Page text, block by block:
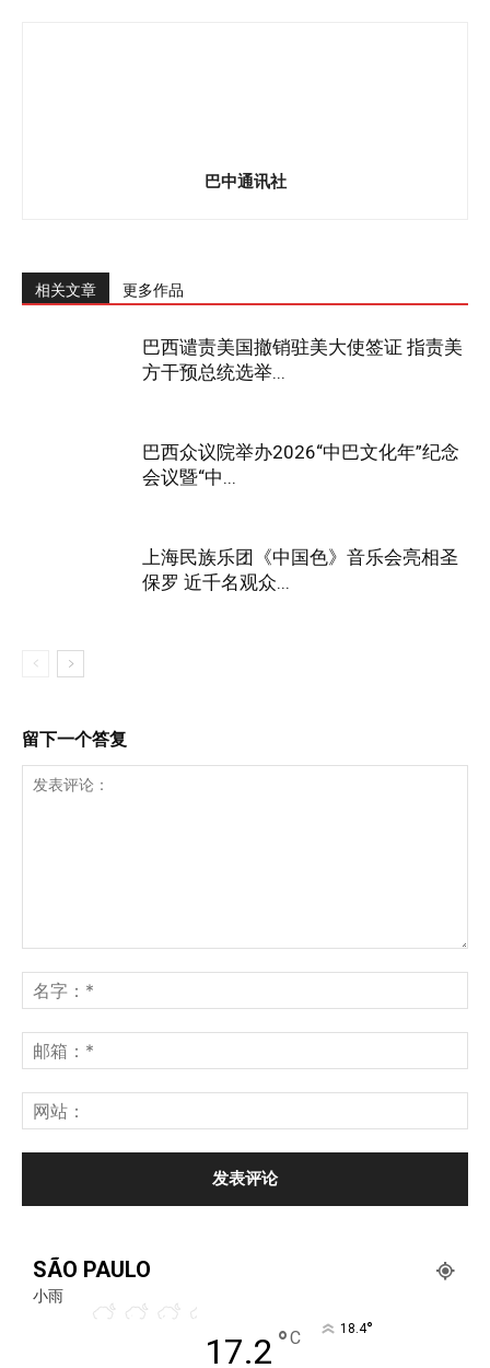
巴中通讯社
相关文章 更多作品
巴西谴责美国撤销驻美大使签证 指责美
方干预总统选举...
巴西众议院举办2026“中巴文化年”纪念
会议暨“中...
上海民族乐团《中国色》音乐会亮相圣
保罗 近千名观众...
留下一个答复
SÃO PAULO
小雨
17.2 °C 18.4°